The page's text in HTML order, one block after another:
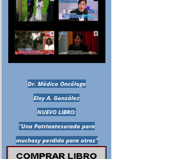
Dr. Médico Oncólogo
Eloy A. González
NUEVO LIBRO:
“Una Patriaatesorada para
muchosy perdida para otros”